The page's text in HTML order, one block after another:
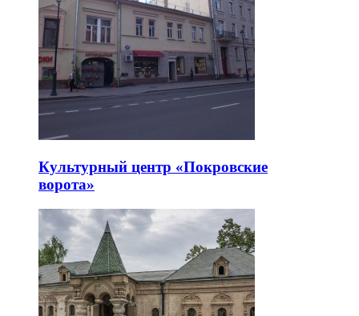
Культурный центр «Покровские
ворота»